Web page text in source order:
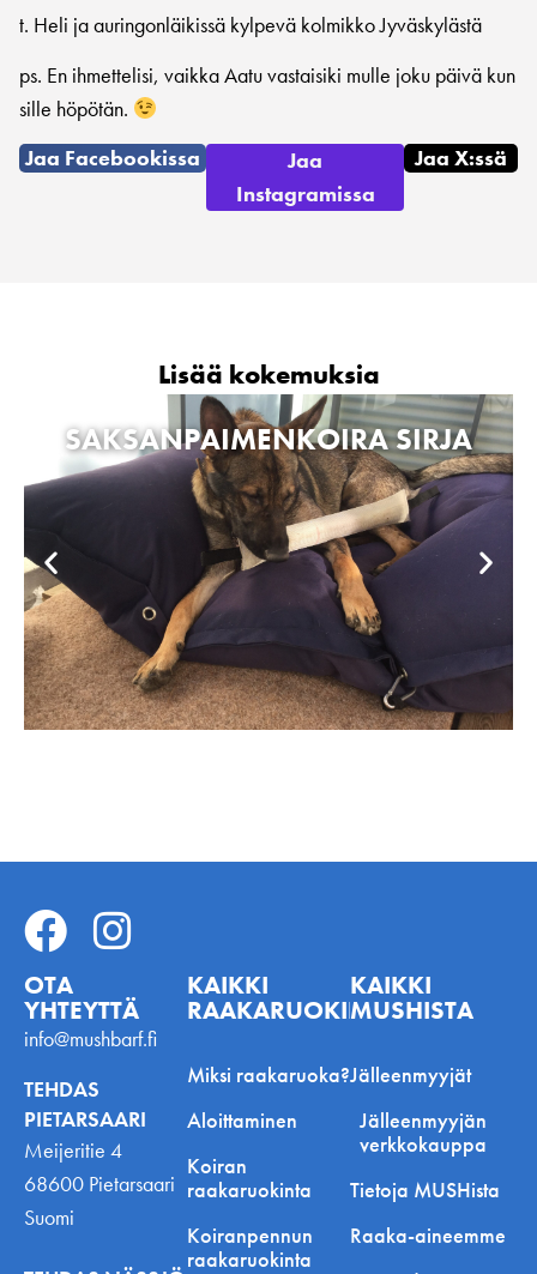
t. Heli ja auringonläikissä kylpevä kolmikko Jyväskylästä
ps. En ihmettelisi, vaikka Aatu vastaisiki mulle joku päivä kun
sille höpötän.
Jaa Facebookissa
Jaa
Instagramissa
Jaa X:ssä
Lisää kokemuksia
SAKSANPAIMENKOIRA SIRJA
OTA
YHTEYTTÄ
info@mushbarf.fi
TEHDAS
PIETARSAARI
Meijeritie 4
68600 Pietarsaari
Suomi
KAIKKI
RAAKARUOKINNASTA
Miksi raakaruoka?
Aloittaminen
Koiran
raakaruokinta
Koiranpennun
raakaruokinta
KAIKKI
MUSHISTA
Jälleenmyyjät
Jälleenmyyjän
verkkokauppa
Tietoja MUSHista
Raaka-aineemme